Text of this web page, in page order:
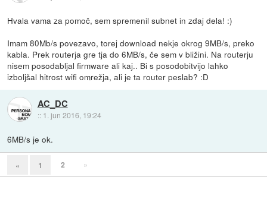
Hvala vama za pomoč, sem spremenil subnet in zdaj dela! :)
Imam 80Mb/s povezavo, torej download nekje okrog 9MB/s, preko
kabla. Prek routerja gre tja do 6MB/s, če sem v bližini. Na routerju
nisem posodabljal firmware ali kaj.. Bi s posodobitvijo lahko
izboljšal hitrost wifi omrežja, ali je ta router peslab? :D
AC_DC
:: 1. jun 2016, 19:24
6MB/s je ok.
« 1 2 »